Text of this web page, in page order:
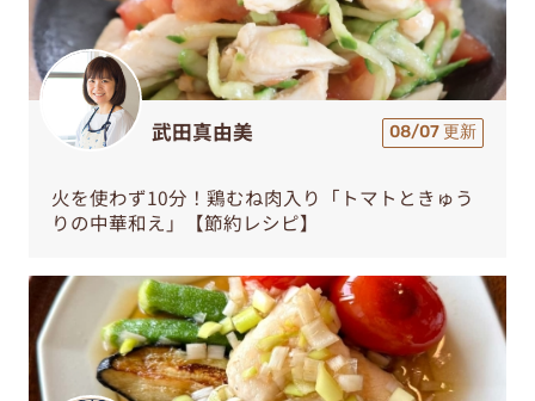
武田真由美 08/07 更新
火を使わず10分！鶏むね肉入り「トマトときゅう
りの中華和え」【節約レシピ】